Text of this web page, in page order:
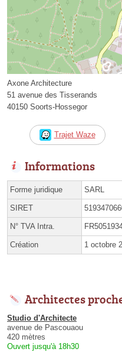
Axone Architecture
51 avenue des Tisserands
40150 Soorts-Hossegor
Trajet Waze
Informations
Forme juridique SARL
SIRET
N° TVA Intra.
Création 1 octobre
Architectes
Studio d'Architecte
avenue de Pascouaou
420 mètres
Ouvert jusqu'à 18h30